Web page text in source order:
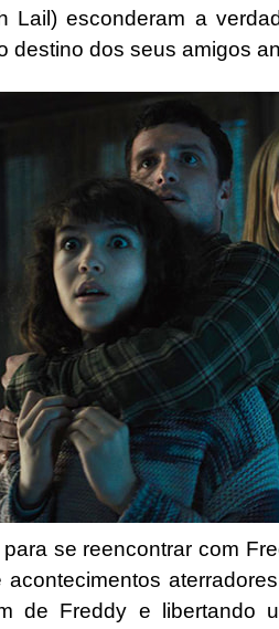
Lail) esconderam a
destino dos seus amigos
se reencontrar com
de Freddy e libertando